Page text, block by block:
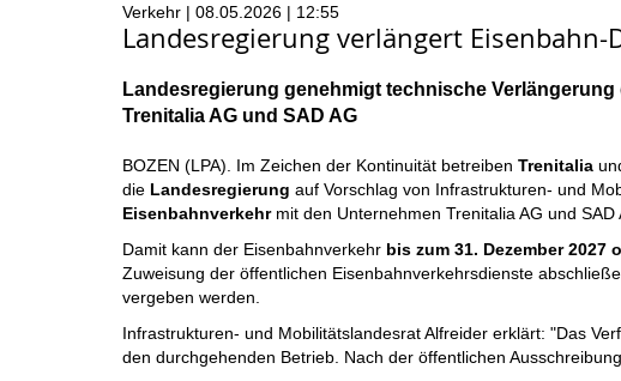
Verkehr | 08.05.2026 | 12:55
Landesregierung verlängert
Landesregierung genehmigt technische
Trenitalia AG und SAD AG
BOZEN (LPA). Im Zeichen der Kontinuität betreiben Trenitalia
die Landesregierung auf Vorschlag von Infrastrukturen- und
Eisenbahnverkehrmit den Unternehmen Trenitalia AG und
Damit kann der Eisenbahnverkehr bis zum 31. Dezember 2027
Zuweisung der öffentlichen Eisenbahnverkehrsdienste
vergeben werden.
Infrastrukturen- und Mobilitätslandesrat Alfreider erklärt: "Das
den durchgehenden Betrieb. Nach der öffentlichen